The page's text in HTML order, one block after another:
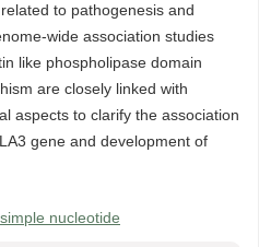
to pathogenesis and
wide association studies
like phospholipase domain
are closely linked with
aspects to clarify the association
gene and development of
simple nucleotide